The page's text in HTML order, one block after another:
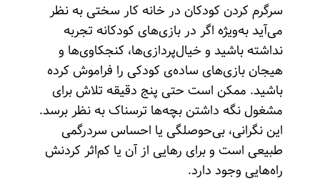
سرگرم کردن کودکان در خانه کار سختی به نظر
می‌آید به‌ویژه اگر در بازی‌های کودکانه تجربه
نداشته باشید و خیال‌پردازی‌ها، کنجکاوی‌ها و
هیجان بازی‌های ساده‌ی کودکی را فراموش کرده
باشید. ممکن است حتی پنج دقیقه تلاش برای
مشغول نگه داشتن‌ بچه‌ها ترسناک به نظر برسد.
این نگرانی، بی‌حوصلگی یا احساس سردرگمی
طبیعی است و برای رهایی از آن یا کم‌‌اثر کردنش
راه‌هایی وجود دارد.